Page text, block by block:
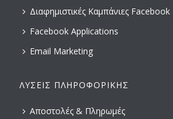
Διαφημιστικές Καμπάνιες Facebook
Facebook Applications
Email Marketing
ΛΎΣΕΙΣ ΠΛΗΡΟΦΟΡΙΚΉΣ
Αποστολές & Πληρωμές